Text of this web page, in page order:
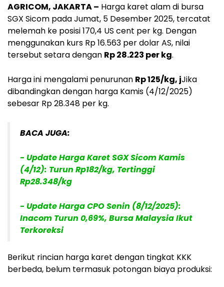
AGRICOM, JAKARTA– Harga karet alam di bursa
SGX Sicom pada Jumat, 5 Desember 2025, tercatat
melemah ke posisi 170,4 US cent per kg. Dengan
menggunakan kurs Rp 16.563 per dolar AS, nilai
tersebut setara dengan Rp 28.223 per kg.
Harga ini mengalami penurunan Rp 125/kg, jJika
dibandingkan dengan harga Kamis (4/12/2025)
sebesar Rp 28.348 per kg.
BACA JUGA:
- Update Harga Karet SGX Sicom Kamis
(4/12): Turun Rp182/kg, Tertinggi
Rp28.348/kg
- Update Harga CPO Senin (8/12/2025):
Inacom Turun 0,69%, Bursa Malaysia Ikut
Terkoreksi
Berikut rincian harga karet dengan tingkat KKK
berbeda, belum termasuk potongan biaya produksi: